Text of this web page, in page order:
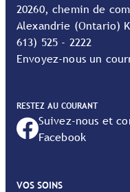
20260, chemin de
Alexandrie (Ontario)
613) 525 - 2222
Envoyez-nous un
RESTEZ AU COURANT
Suivez-nous et
Facebook
VOS SOINS